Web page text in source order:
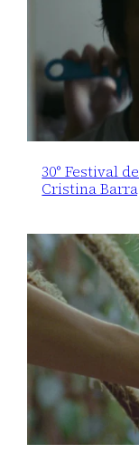
30° Festival
Cristina